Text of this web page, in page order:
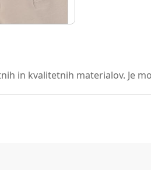
in kvalitetnih materialov.